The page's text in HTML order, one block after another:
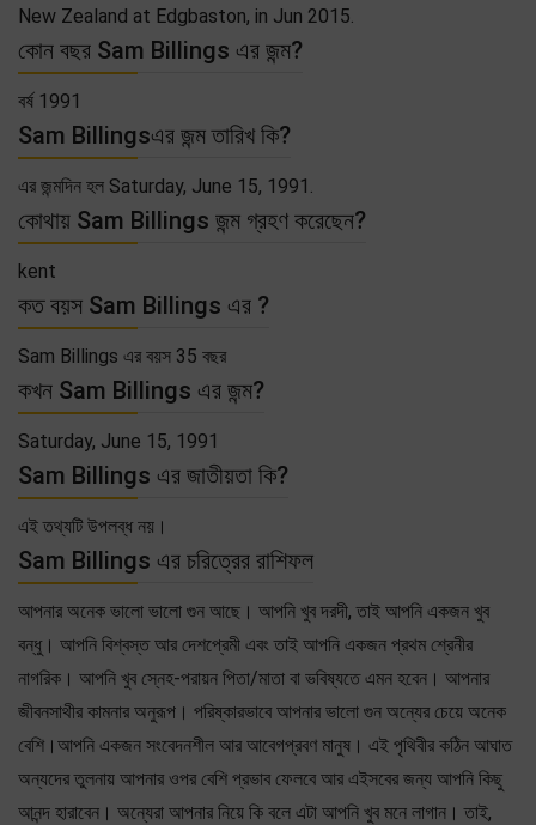
New Zealand at Edgbaston, in Jun 2015.
কোন বছর Sam Billings এর জন্ম?
বর্ষ 1991
Sam Billingsএর জন্ম তারিখ কি?
এর জন্মদিন হল Saturday, June 15, 1991.
কোথায় Sam Billings জন্ম গ্রহণ করেছেন?
kent
কত বয়স Sam Billings এর ?
Sam Billings এর বয়স 35 বছর
কখন Sam Billings এর জন্ম?
Saturday, June 15, 1991
Sam Billings এর জাতীয়তা কি?
এই তথ্যটি উপলব্ধ নয়।
Sam Billings এর চরিত্রের রাশিফল
আপনার অনেক ভালো ভালো গুন আছে। আপনি খুব দরদী, তাই আপনি একজন খুব
বন্ধু। আপনি বিশ্বস্ত আর দেশপ্রেমী এবং তাই আপনি একজন প্রথম শ্রেনীর
নাগরিক। আপনি খুব স্নেহ-পরায়ন পিতা/মাতা বা ভবিষ্যতে এমন হবেন। আপনার
জীবনসাথীর কামনার অনুরূপ। পরিষ্কারভাবে আপনার ভালো গুন অন্যের চেয়ে অনেক
বেশি।আপনি একজন সংবেদনশীল আর আবেগপ্রবণ মানুষ। এই পৃথিবীর কঠিন আঘাত
অন্যদের তুলনায় আপনার ওপর বেশি প্রভাব ফেলবে আর এইসবের জন্য আপনি কিছু
আনন্দ হারাবেন। অন্যেরা আপনার নিয়ে কি বলে এটা আপনি খুব মনে লাগান। তাই,